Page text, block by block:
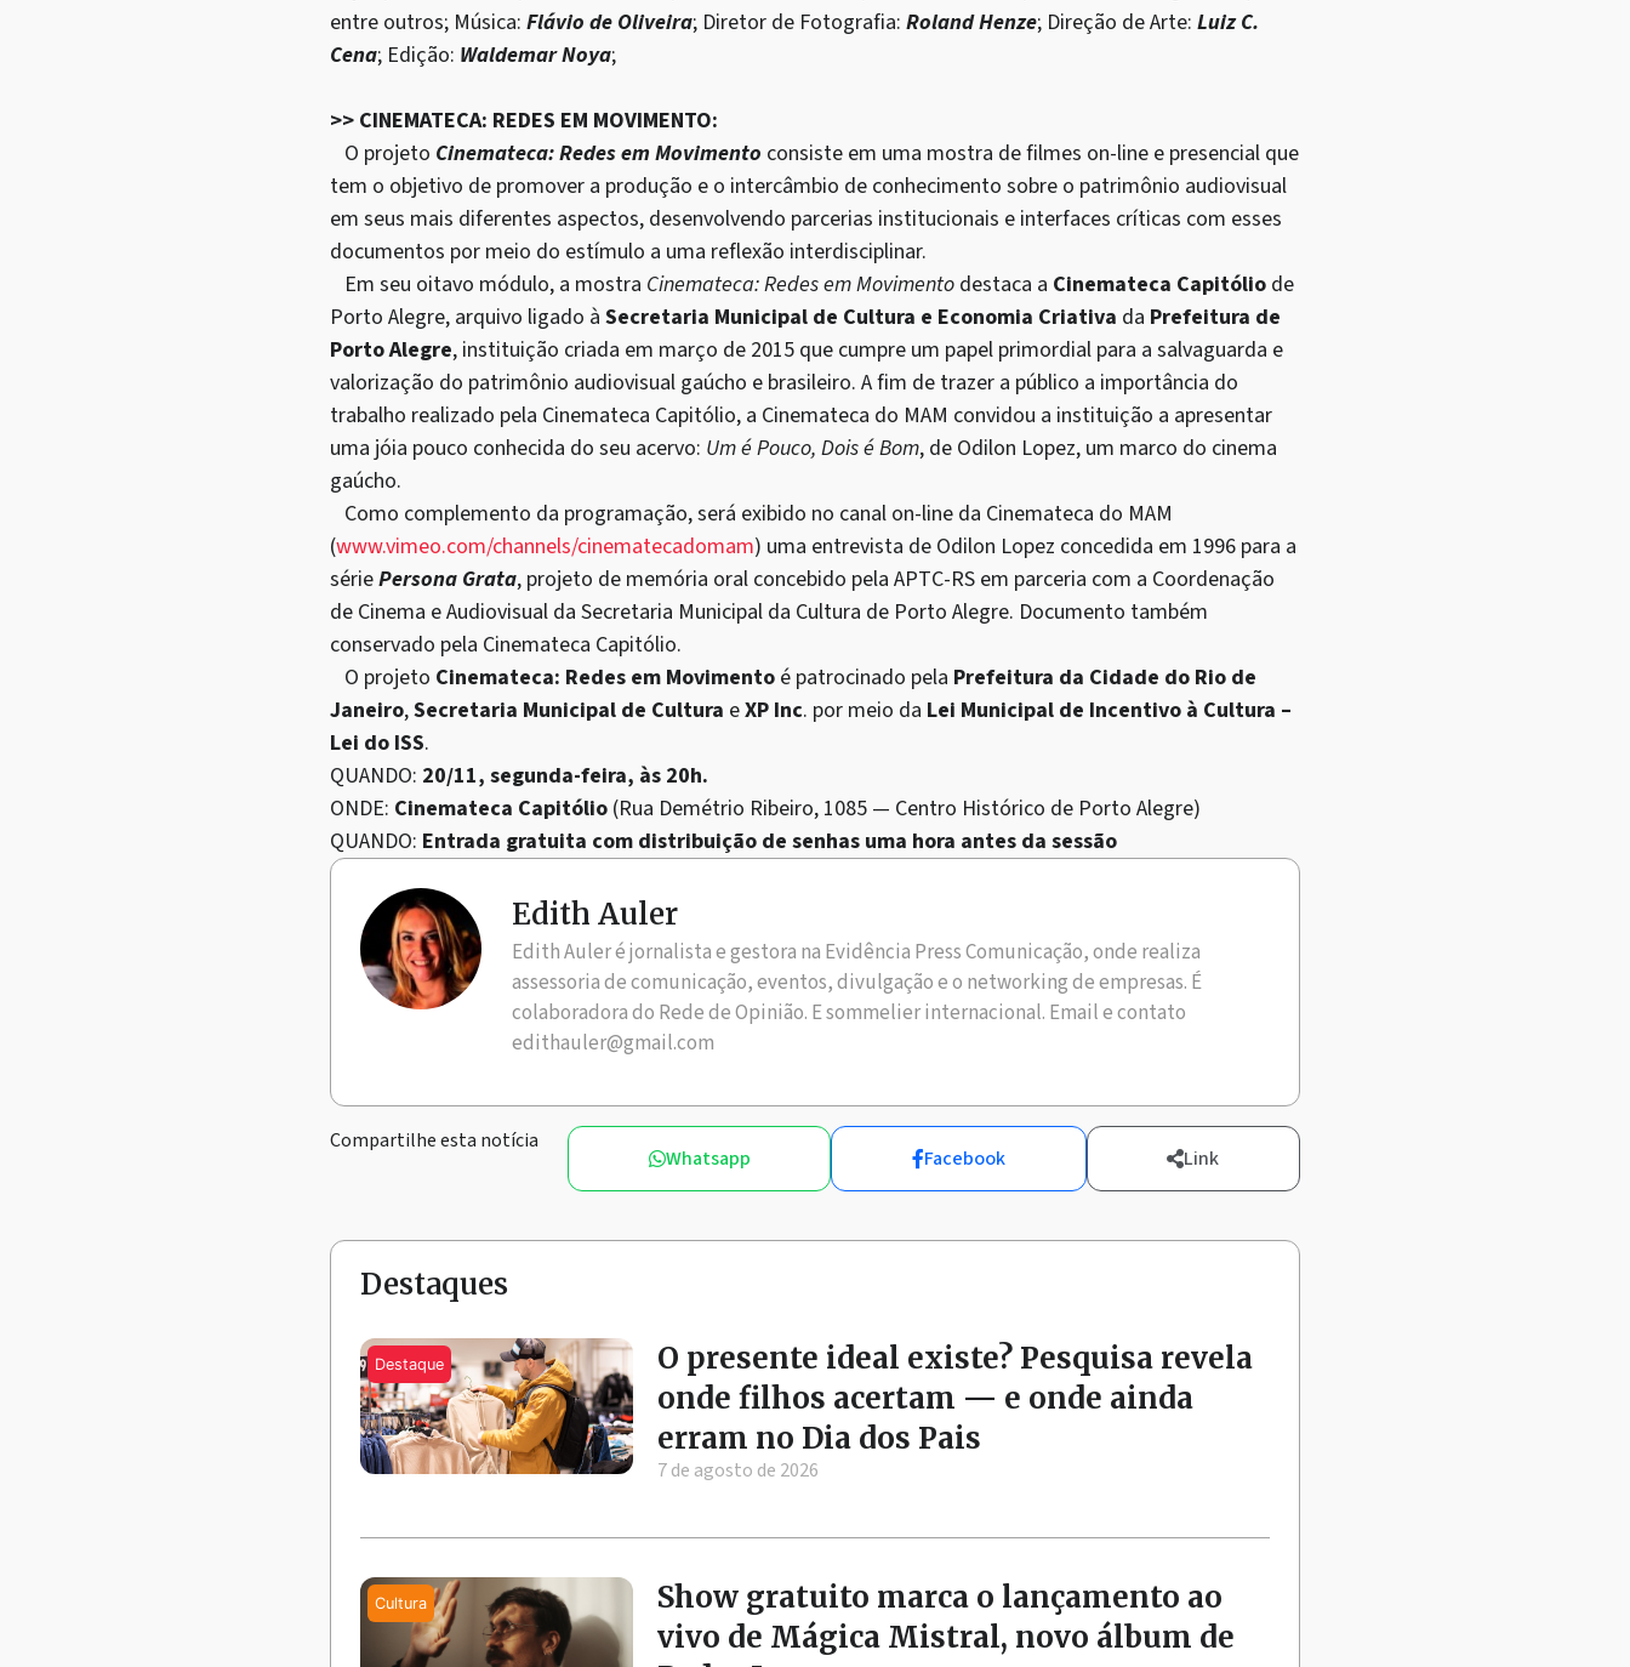
entre outros; Música: Flávio de Oliveira; Diretor de Fotografia: Roland Henze; Direção de Arte: Luiz C.
Cena; Edição: Waldemar Noya;
>> CINEMATECA: REDES EM MOVIMENTO:
O projeto Cinemateca: Redes em Movimento consiste em uma mostra de filmes on-line e presencial que
tem o objetivo de promover a produção e o intercâmbio de conhecimento sobre o patrimônio audiovisual
em seus mais diferentes aspectos, desenvolvendo parcerias institucionais e interfaces críticas com esses
documentos por meio do estímulo a uma reflexão interdisciplinar.
Em seu oitavo módulo, a mostra Cinemateca: Redes em Movimento destaca a Cinemateca Capitólio de
Porto Alegre, arquivo ligado à Secretaria Municipal de Cultura e Economia Criativa da Prefeitura de
Porto Alegre, instituição criada em março de 2015 que cumpre um papel primordial para a salvaguarda e
valorização do patrimônio audiovisual gaúcho e brasileiro. A fim de trazer a público a importância do
trabalho realizado pela Cinemateca Capitólio, a Cinemateca do MAM convidou a instituição a apresentar
uma jóia pouco conhecida do seu acervo: Um é Pouco, Dois é Bom, de Odilon Lopez, um marco do cinema
gaúcho.
Como complemento da programação, será exibido no canal on-line da Cinemateca do MAM
(www.vimeo.com/channels/cinematecadomam) uma entrevista de Odilon Lopez concedida em 1996 para a
sériePersona Grata, projeto de memória oral concebido pela APTC-RS em parceria com a Coordenação
de Cinema e Audiovisual da Secretaria Municipal da Cultura de Porto Alegre. Documento também
conservado pela Cinemateca Capitólio.
O projeto Cinemateca: Redes em Movimento é patrocinado pela Prefeitura da Cidade do Rio de
Janeiro,Secretaria Municipal de Cultura eXP Inc. por meio da Lei Municipal de Incentivo à Cultura –
Lei do ISS.
QUANDO: 20/11, segunda-feira, às 20h.
ONDE: Cinemateca Capitólio (Rua Demétrio Ribeiro, 1085 — Centro Histórico de Porto Alegre)
QUANDO: Entrada gratuita com distribuição de senhas uma hora antes da sessão
Edith Auler
Edith Auler é jornalista e gestora na Evidência Press Comunicação, onde realiza
assessoria de comunicação, eventos, divulgação e o networking de empresas. É
colaboradora do Rede de Opinião. E sommelier internacional. Email e contato
edithauler@gmail.com
Compartilhe esta notícia
Whatsapp Facebook Link
Destaques
O presente ideal existe? Pesquisa revela
onde filhos acertam — e onde ainda
erram no Dia dos Pais
7 de agosto de 2026
Show gratuito marca o lançamento ao
vivo de Mágica Mistral, novo álbum de